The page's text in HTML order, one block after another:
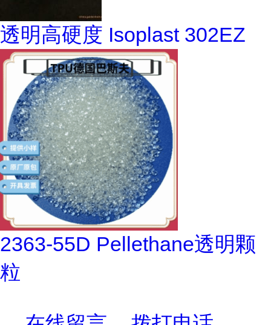
透明高硬度 Isoplast 302EZ
2363-55D Pellethane透明颗
粒